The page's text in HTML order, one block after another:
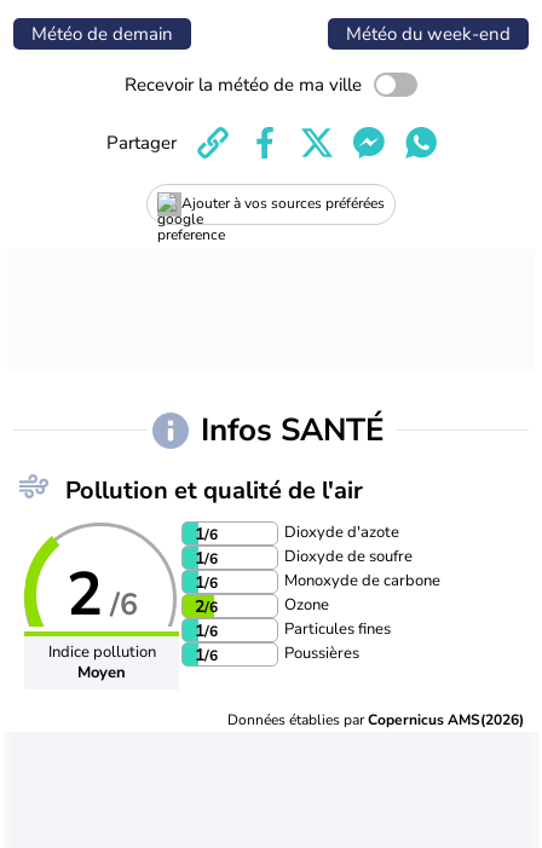
Météo de demain Météo du week-end
Recevoir la météo de ma ville
Ajouter à vos sources préférées
Partager
Infos SANTÉ
Pollution et qualité de l'air
2 /6
Indice pollution
Moyen
1/6 Dioxyde d'azote
1/6 Dioxyde de soufre
1/6 Monoxyde de carbone
2/6 Ozone
1/6 Particules fines
1/6 Poussières
Données établies parCopernicus AMS(2026)